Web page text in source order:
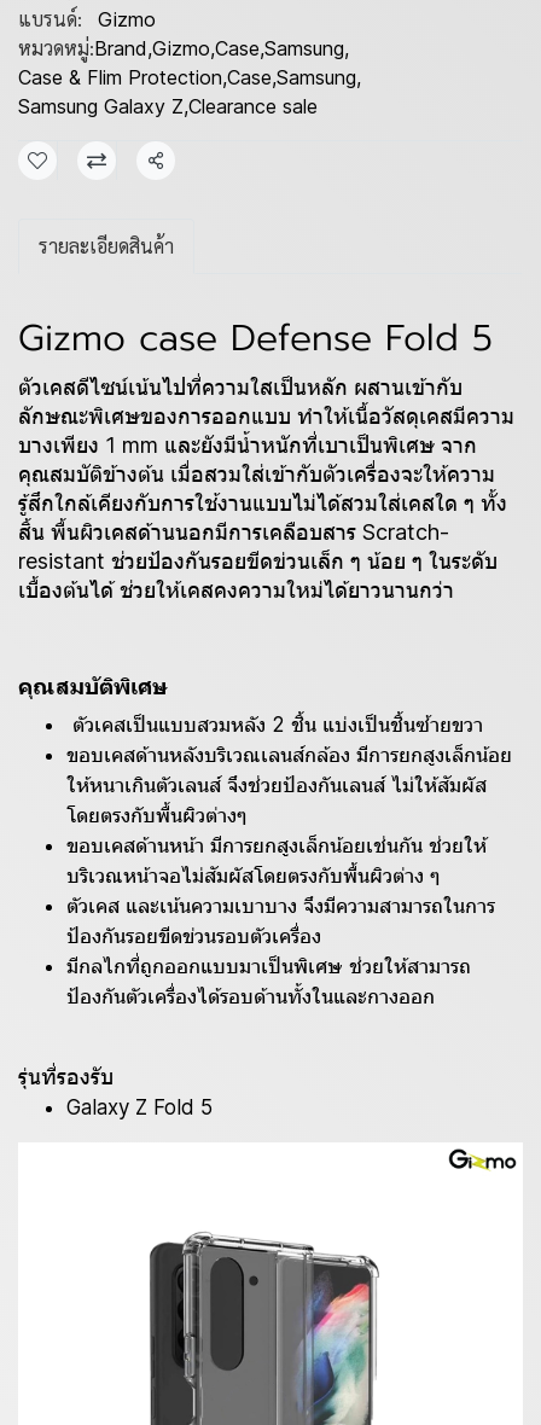
แบรนด์:
Gizmo
หมวดหมู่:Brand,Gizmo,Case,Samsung,
Case & Flim Protection,Case,Samsung,
Samsung Galaxy Z,Clearance sale
แชร์
รายละเอียดสินค้า
Gizmo case Defense Fold 5
ตัวเคสดีไซน์เน้นไปที่ความใสเป็นหลัก ผสานเข้ากับ
ลักษณะพิเศษของการออกแบบ ทำให้เนื้อวัสดุเคสมีความ
บางเพียง 1 mm และยังมีน้ำหนักที่เบาเป็นพิเศษ จาก
คุณสมบัติข้างต้น เมื่อสวมใส่เข้ากับตัวเครื่องจะให้ความ
รู้สึกใกล้เคียงกับการใช้งานแบบไม่ได้สวมใส่เคสใด ๆ ทั้ง
สิ้น พื้นผิวเคสด้านนอกมีการเคลือบสาร Scratch-
resistant ช่วยป้องกันรอยขีดข่วนเล็ก ๆ น้อย ๆ ในระดับ
เบื้องต้นได้ ช่วยให้เคสคงความใหม่ได้ยาวนานกว่า
คุณสมบัติพิเศษ
ตัวเคสเป็นแบบสวมหลัง 2 ชิ้น แบ่งเป็นชิ้นซ้ายขวา
ขอบเคสด้านหลังบริเวณเลนส์กล้อง มีการยกสูงเล็กน้อย
ให้หนาเกินตัวเลนส์ จึงช่วยป้องกันเลนส์ ไม่ให้สัมผัส
โดยตรงกับพื้นผิวต่างๆ
ขอบเคสด้านหน้า มีการยกสูงเล็กน้อยเช่นกัน ช่วยให้
บริเวณหน้าจอไม่สัมผัสโดยตรงกับพื้นผิวต่าง ๆ
ตัวเคส และเน้นความเบาบาง จึงมีความสามารถในการ
ป้องกันรอยขีดข่วนรอบตัวเครื่อง
มีกลไกที่ถูกออกแบบมาเป็นพิเศษ ช่วยให้สามารถ
ป้องกันตัวเครื่องได้รอบด้านทั้งในและกางออก
รุ่นที่รองรับ
Galaxy Z Fold 5